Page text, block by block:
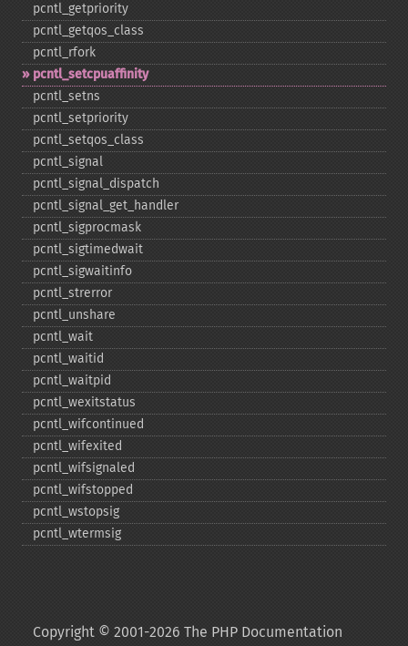
pcntl_​getpriority
pcntl_​getqos_​class
pcntl_​rfork
pcntl_​setcpuaffinity
pcntl_​setns
pcntl_​setpriority
pcntl_​setqos_​class
pcntl_​signal
pcntl_​signal_​dispatch
pcntl_​signal_​get_​handler
pcntl_​sigprocmask
pcntl_​sigtimedwait
pcntl_​sigwaitinfo
pcntl_​strerror
pcntl_​unshare
pcntl_​wait
pcntl_​waitid
pcntl_​waitpid
pcntl_​wexitstatus
pcntl_​wifcontinued
pcntl_​wifexited
pcntl_​wifsignaled
pcntl_​wifstopped
pcntl_​wstopsig
pcntl_​wtermsig
Copyright © 2001-2026 The PHP Documentation